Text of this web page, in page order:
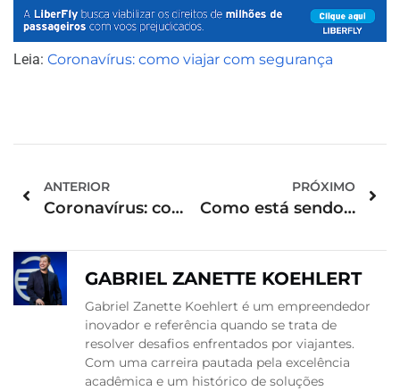
Leia: Coronavírus: como viajar com segurança
ANTERIOR
Coronavírus: como viajar com segurança
PRÓXIMO
Como está sendo a retomada dos voos no mundo?
GABRIEL ZANETTE KOEHLERT
Gabriel Zanette Koehlert é um empreendedor
inovador e referência quando se trata de
resolver desafios enfrentados por viajantes.
Com uma carreira pautada pela excelência
acadêmica e um histórico de soluções